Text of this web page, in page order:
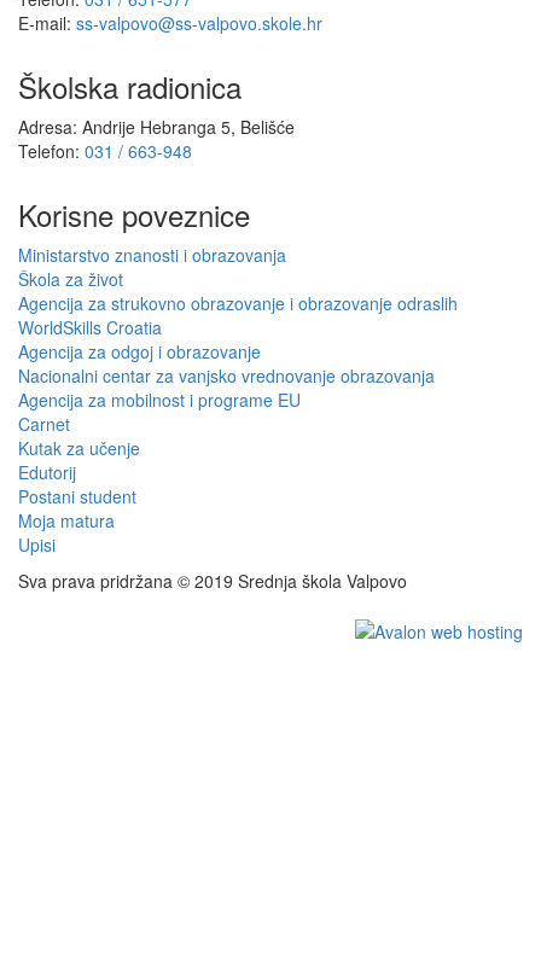
E-mail: ss-valpovo@ss-valpovo.skole.hr
Školska radionica
Adresa: Andrije Hebranga 5, Belišće
Telefon: 031 / 663-948
Korisne poveznice
Ministarstvo znanosti i obrazovanja
Škola za život
Agencija za strukovno obrazovanje i obrazovanje odraslih
WorldSkills Croatia
Agencija za odgoj i obrazovanje
Nacionalni centar za vanjsko vrednovanje obrazovanja
Agencija za mobilnost i programe EU
Carnet
Kutak za učenje
Edutorij
Postani student
Moja matura
Upisi
Sva prava pridržana © 2019 Srednja škola Valpovo